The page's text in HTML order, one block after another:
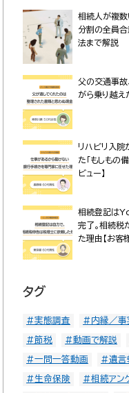
相続人が複
分割の全員合
法まで解説
父の交通事故
がら乗り越え
リハビリ入院
た「もしもの
ビュー】
相続登記は
完了。相続税
た理由【お客
タグ
#実態調査 #内縁／事
#節税 #動画で解説
#一問一答動画 #遺言
#生命保険 #相続アン